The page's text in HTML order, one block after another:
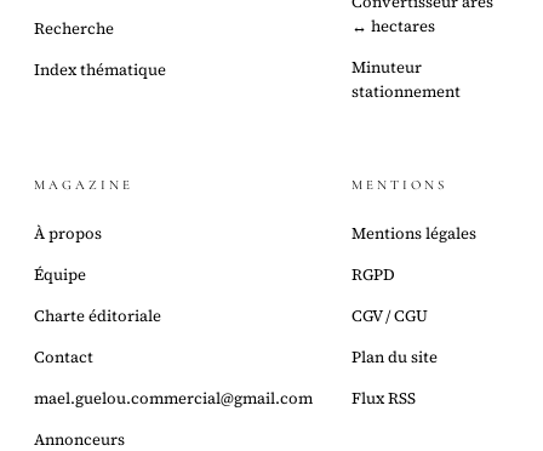
Recherche
Index thématique
↔ hectares
Minuteur
stationnement
MAGAZINE
À propos
Équipe
Charte éditoriale
Contact
mael.guelou.commercial@gmail.com
Annonceurs
MENTIONS
Mentions légales
RGPD
CGV / CGU
Plan du site
Flux RSS